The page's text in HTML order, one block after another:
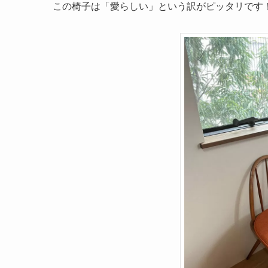
この椅子は「愛らしい」という訳がピッタリです